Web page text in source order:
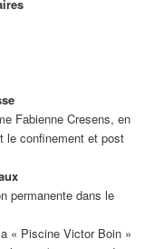
Fabienne Cresens, en
le confinement et post
permanente dans le
« Piscine Victor Boin »